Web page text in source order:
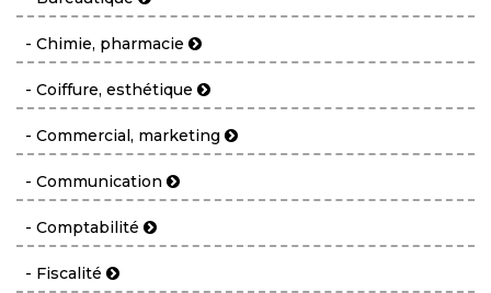
- Chimie, pharmacie
- Coiffure, esthétique
- Commercial, marketing
- Communication
- Comptabilité
- Fiscalité